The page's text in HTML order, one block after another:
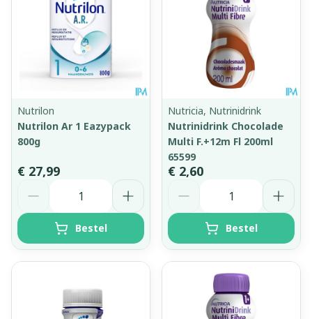
Nutrilon
Nutrilon Ar 1 Eazypack
800g
€ 27,99
Bestel
Nutricia, Nutrinidrink
Nutrinidrink Chocolade
Multi F.+12m Fl 200ml
65599
€ 2,60
Bestel